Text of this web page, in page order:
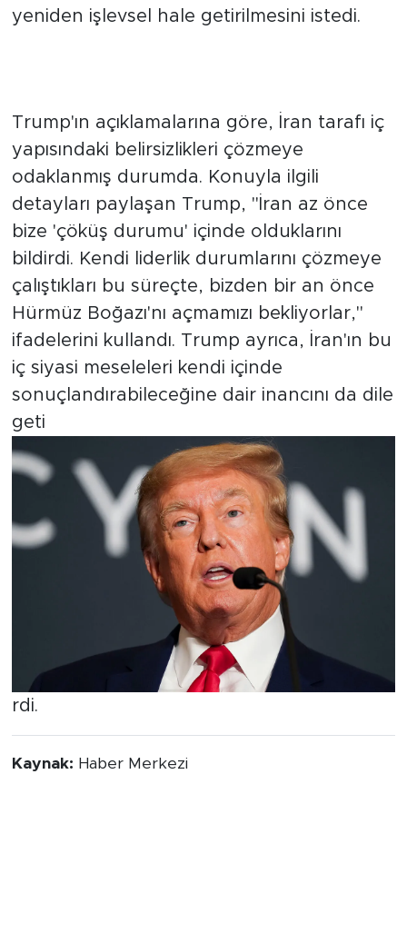
yeniden işlevsel hale getirilmesini istedi.
Trump'ın açıklamalarına göre, İran tarafı iç
yapısındaki belirsizlikleri çözmeye
odaklanmış durumda. Konuyla ilgili
detayları paylaşan Trump, "İran az önce
bize 'çöküş durumu' içinde olduklarını
bildirdi. Kendi liderlik durumlarını çözmeye
çalıştıkları bu süreçte, bizden bir an önce
Hürmüz Boğazı'nı açmamızı bekliyorlar,"
ifadelerini kullandı. Trump ayrıca, İran'ın bu
iç siyasi meseleleri kendi içinde
sonuçlandırabileceğine dair inancını da dile
geti
rdi.
Kaynak: Haber Merkezi